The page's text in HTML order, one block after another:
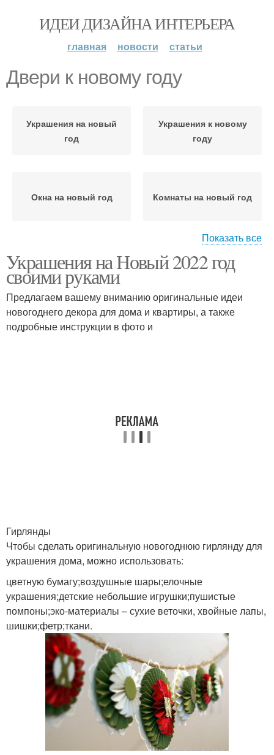
ИДЕИ ДИЗАЙНА ИНТЕРЬЕРА
главная новости статьи
Двери к новому году
Украшения на новый
год
Украшения к новому
году
Окна на новый год Комнаты на новый год
Комнаты к новому году Новый год
Поделки на новый год
Гирлянды на новый год
Комната на новый год Год без затрат
Год без лишних затрат
Двери в необычные
цвета
Показать все
Украшения на Новый 2022 год
своими руками
Предлагаем вашему вниманию оригинальные идеи
новогоднего декора для дома и квартиры, а также
подробные инструкции в фото и
Гирлянды
Чтобы сделать оригинальную новогоднюю гирлянду для
украшения дома, можно использовать:
цветную бумагу;воздушные шары;елочные
украшения;детские небольшие игрушки;пушистые
помпоны;эко-материалы – сухие веточки, хвойные лапы,
шишки;фетр;ткани.